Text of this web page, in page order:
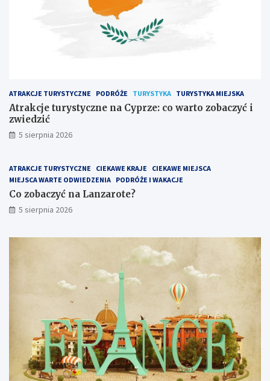
ATRAKCJE TURYSTYCZNE PODRÓŻE TURYSTYKA TURYSTYKA MIEJSKA
Atrakcje turystyczne na Cyprze: co warto zobaczyć i
zwiedzić
5 sierpnia 2026
ATRAKCJE TURYSTYCZNE CIEKAWE KRAJE
CIEKAWE MIEJSCA
MIEJSCA WARTE ODWIEDZENIA PODRÓŻE I WAKACJE
Co zobaczyć na Lanzarote?
5 sierpnia 2026